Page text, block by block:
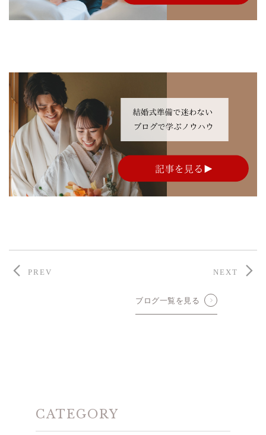
PREV NEXT
ブログ一覧を見る
CATEGORY